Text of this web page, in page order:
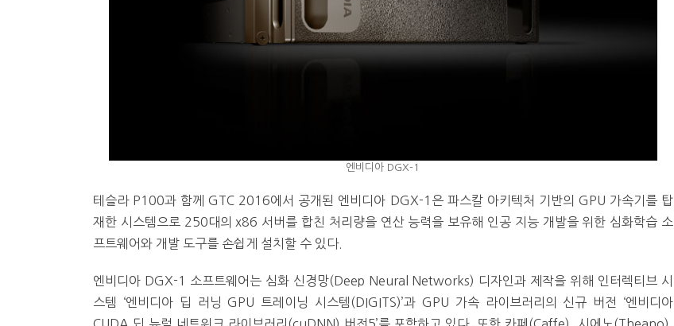
엔비디아 DGX-1
테슬라 P100과 함께 GTC 2016에서 공개된 엔비디아 DGX-1은 파스칼 아키텍처 기반의 GPU 가속기를 탑
재한 시스템으로 250대의 x86 서버를 합친 처리량을 연산 능력을 보유해 인공 지능 개발을 위한 심화학습 소
프트웨어와 개발 도구를 손쉽게 설치할 수 있다.
엔비디아 DGX-1 소프트웨어는 심화 신경망(Deep Neural Networks) 디자인과 제작을 위해 인터렉티브 시
스템 ‘엔비디아 딥 러닝 GPU 트레이닝 시스템(DIGITS)’과 GPU 가속 라이브러리의 신규 버전 ‘엔비디아
CUDA 딥 뉴럴 네트워크 라이브러리(cuDNN) 버전5’를 포함하고 있다. 또한 카페(Caffe), 시에노(Theano),